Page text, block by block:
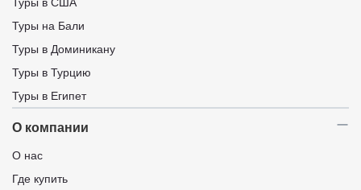
Туры на Бали
Туры в Доминикану
Туры в Турцию
Туры в Египет
О компании
О нас
Где купить